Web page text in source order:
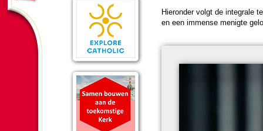
Hier­on­der volgt de in­te­grale
en een immense menigte